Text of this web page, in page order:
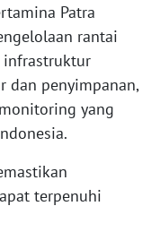
Patra
rantai
infrastruktur
dan penyimpanan,
yang
terpenuhi